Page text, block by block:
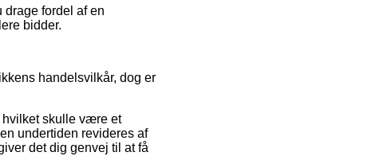
fordel af en
bidder.
handelsvilkår, dog er
hvilket skulle være et
undertiden revideres af
det dig genvej til at få